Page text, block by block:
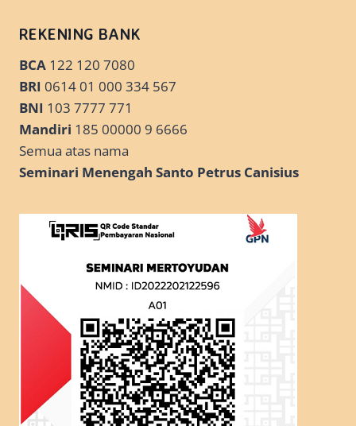
REKENING BANK
BCA 122 120 7080
BRI 0614 01 000 334 567
BNI 103 7777 771
Mandiri 185 00000 9 6666
Semua atas nama
Seminari Menengah Santo Petrus Canisius